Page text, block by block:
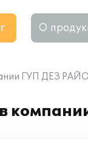
О
ГУП ДЕЗ
в